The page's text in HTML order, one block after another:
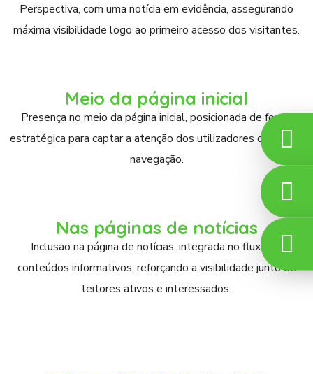
Perspectiva, com uma notícia em evidência, assegurando
máxima visibilidade logo ao primeiro acesso dos visitantes.
Meio da página inicial
Presença no meio da página inicial, posicionada de forma
estratégica para captar a atenção dos utilizadores durante a
navegação.
Nas páginas de notícias
Inclusão na página de notícias, integrada no fluxo de
conteúdos informativos, reforçando a visibilidade junto de
leitores ativos e interessados.